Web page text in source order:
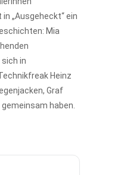
„Ausgeheckt“ ein
Mia
sich in
Heinz
Graf
haben.